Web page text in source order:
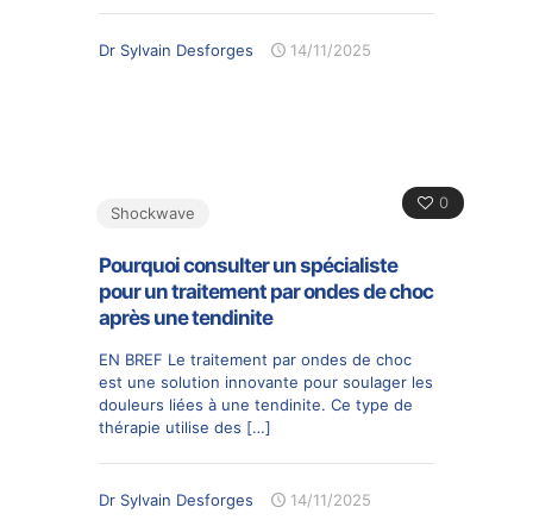
Dr Sylvain Desforges 14/11/2025
0
Shockwave
Pourquoi consulter un spécialiste
pour un traitement par ondes de choc
après une tendinite
EN BREF Le traitement par ondes de choc
est une solution innovante pour soulager les
douleurs liées à une tendinite. Ce type de
thérapie utilise des […]
Dr Sylvain Desforges 14/11/2025